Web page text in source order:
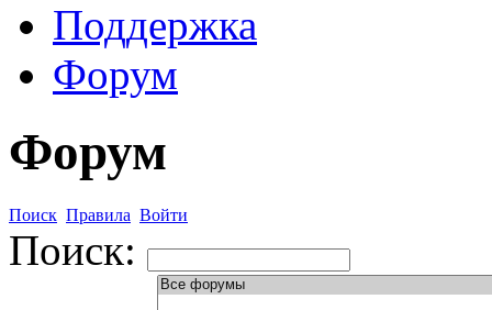
Поддержка
Форум
Форум
Поиск Правила Войти
Поиск: